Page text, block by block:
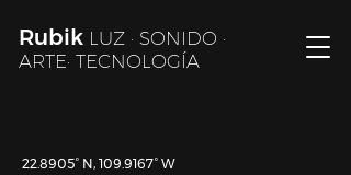
Rubik LUZ · SONIDO ·
ARTE· TECNOLOGÍA
22.8905° N, 109.9167° W